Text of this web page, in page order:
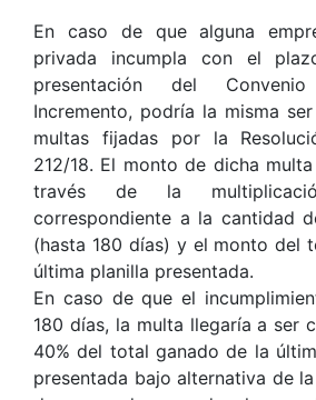
En caso de que alguna
privada incumpla con el
presentación del
Incremento, podría la misma
multas fijadas por la
212/18. El monto de dicha
través de la
correspondiente a la cantidad
(hasta 180 días) y el monto del
última planilla presentada.
En caso de que el
180 días, la multa llegaría a ser
40% del total ganado de la
presentada bajo alternativa de